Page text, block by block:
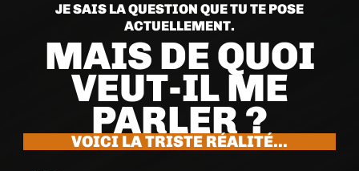
JE SAIS LA QUESTION QUE TU TE POSE
ACTUELLEMENT.
MAIS DE QUOI
VEUT-IL ME
PARLER ?
VOICI LA TRISTE RÉALITÉ...